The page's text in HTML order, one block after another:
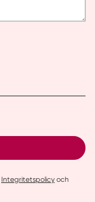
Integritetspolicy och